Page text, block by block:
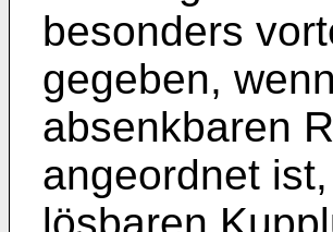
besonders
gegeben,
absenkbaren
angeordnet